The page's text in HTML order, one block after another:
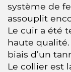
système de
assouplit
Le cuir a été
haute
biais d’un
Le collier est